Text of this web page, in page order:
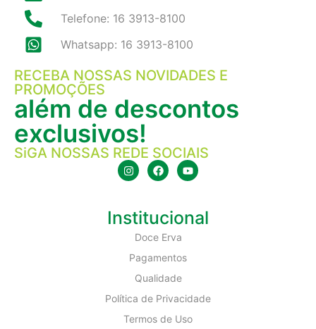
Telefone: 16 3913-8100
Whatsapp: 16 3913-8100
RECEBA NOSSAS NOVIDADES E
PROMOÇÕES
além de descontos
exclusivos!
SiGA NOSSAS REDE SOCIAIS
Institucional
Doce Erva
Pagamentos
Qualidade
Política de Privacidade
Termos de Uso